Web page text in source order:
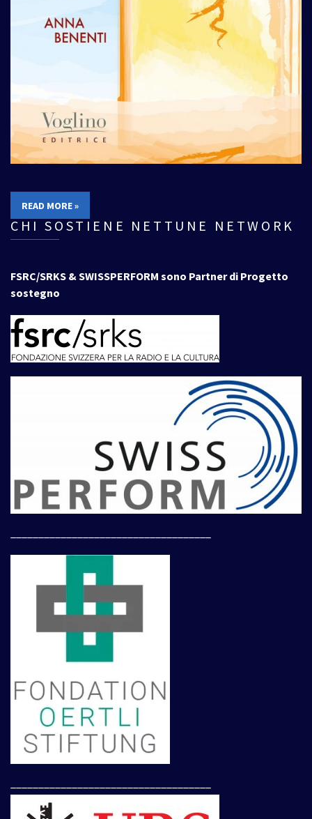
READ MORE »
CHI SOSTIENE NETTUNE NETWORK
FSRC/SRKS & SWISSPERFORM sono Partner di Progetto
sostegno